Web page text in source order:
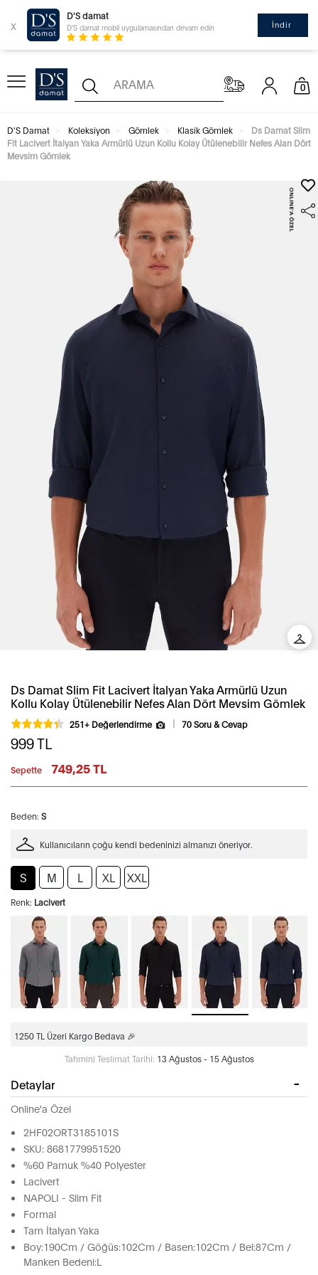
x
D'S damat
D'S damat mobil uygulamasından devam edin İndir
0
D'S Damat Koleksiyon Gömlek Klasik Gömlek
Ds Damat Slim
Fit Lacivert İtalyan Yaka Armürlü Uzun Kollu Kolay Ütülenebilir Nefes Alan Dört
Mevsim Gömlek
Ds Damat Slim Fit Lacivert İtalyan Yaka Armürlü Uzun
Kollu Kolay Ütülenebilir Nefes Alan Dört Mevsim Gömlek
251+ Değerlendirme 70 Soru & Cevap
999TL
Sepette 749,25 TL
Beden: S
Kullanıcıların çoğu kendi bedeninizi almanızı öneriyor.
S M L XL XXL
Renk: Lacivert
1250 TL Üzeri Kargo Bedava 🎉
Tahmini Teslimat Tarihi: 13 Ağustos - 15 Ağustos
Detaylar
Online'a Özel
2HF02ORT3185101S
SKU: 8681779951520
%60 Pamuk %40 Polyester
Lacivert
NAPOLI - Slim Fit
Formal
Tam İtalyan Yaka
Boy:190Cm / Göğüs:102Cm / Basen:102Cm / Bel:87Cm /
Manken Bedeni:L